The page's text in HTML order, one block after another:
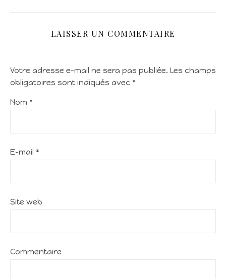
LAISSER UN COMMENTAIRE
Votre adresse e-mail ne sera pas publiée. Les champs
obligatoires sont indiqués avec *
Nom *
E-mail *
Site web
Commentaire